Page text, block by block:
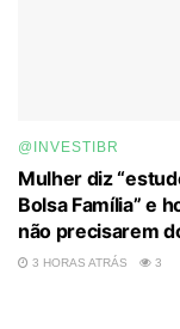
@INVESTIBR
Mulher diz
Bolsa Família” e
não precisarem
3 HORAS ATRÁS 3